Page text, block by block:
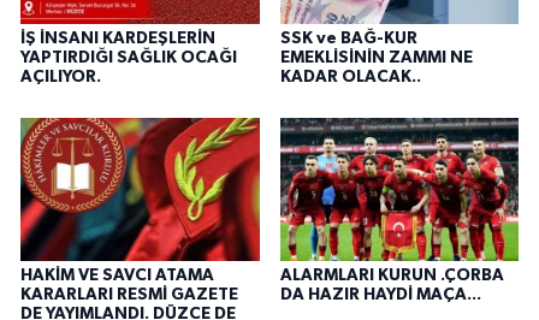
İŞ İNSANI KARDEŞLERİN
YAPTIRDIĞI SAĞLIK OCAĞI
AÇILIYOR.
SSK ve BAĞ-KUR
EMEKLİSİNİN ZAMMI NE
KADAR OLACAK..
HAKİM VE SAVCI ATAMA
KARARLARI RESMİ GAZETE
DE YAYIMLANDI. DÜZCE DE
ALARMLARI KURUN .ÇORBA
DA HAZIR HAYDİ MAÇA...